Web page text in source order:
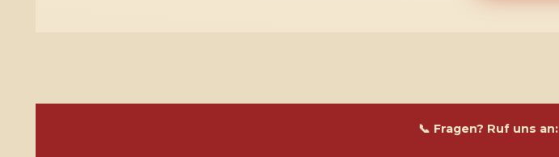
📞 Fragen? Ruf uns an: